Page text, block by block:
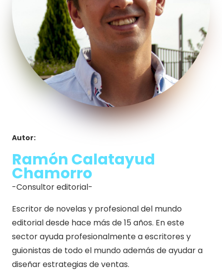
Autor:
Ramón Calatayud
Chamorro
-Consultor editorial-
Escritor de novelas y profesional del mundo
editorial desde hace más de 15 años. En este
sector ayuda profesionalmente a escritores y
guionistas de todo el mundo además de ayudar a
diseñar estrategias de ventas.